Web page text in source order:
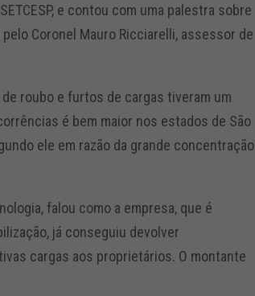
e contou com uma palestra sobre
Coronel Mauro Ricciarelli, assessor de
roubo e furtos de cargas tiveram um
é bem maior nos estados de São
ele em razão da grande concentração
falou como a empresa, que é
já conseguiu devolver
cargas aos proprietários. O montante